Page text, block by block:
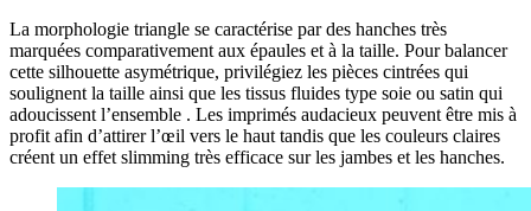
La morphologie triangle se caractérise par des hanches très
marquées comparativement aux épaules et à la taille. Pour balancer
cette silhouette asymétrique, privilégiez les pièces cintrées qui
soulignent la taille ainsi que les tissus fluides type soie ou satin qui
adoucissent l’ensemble . Les imprimés audacieux peuvent être mis à
profit afin d’attirer l’œil vers le haut tandis que les couleurs claires
créent un effet slimming très efficace sur les jambes et les hanches.